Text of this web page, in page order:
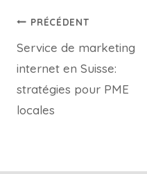
PRÉCÉDENT
Service de marketing
internet en Suisse:
stratégies pour PME
locales